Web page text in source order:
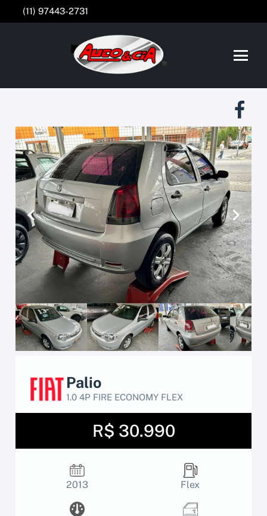
(11) 97443-2731
Palio
1.0 4P FIRE ECONOMY FLEX
R$ 30.990
2013 Flex
Anterior Próximo